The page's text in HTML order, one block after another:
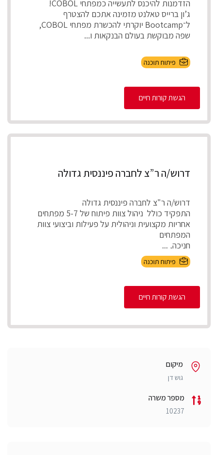
הזדמנות להיכנס לתעשייה כמפתחי COBOL!
ג’ון ברייס טאלנט מזמינה אתכם להצטרף
ל־Bootcamp יוקרתי להכשרת מפתחי COBOL,
שפה מבוקשת בעולם הבנקאות ו...
פיתוח תוכנה
הגשת קורות חיים
דרוש/ה ר”צ לחברה פיננסית גדולה
דרוש/ה ר"צ לחברה פיננסית גדולה
התפקיד כולל ניהול צוות פיתוח של 5-7 מפתחים
אחריות מקצועית וניהולית על פעילות וביצועי צוות
המפתחים
חניכה, ...
פיתוח תוכנה
הגשת קורות חיים
מיקום
גוש דן
מספר משרה
10237